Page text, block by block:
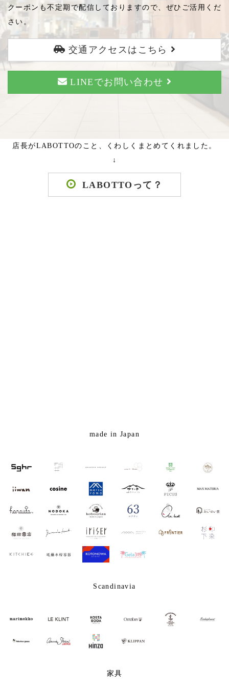
クーポンも不定期で配信しておりますので、ぜひご活用くだ
さい。
交通アクセスはこちら
LINEでお問い合わせ
店長がLABOTTOのこと、くわしくまとめてくれました。
↓
LABOTTOって？
made in Japan
Scandinavia
家具